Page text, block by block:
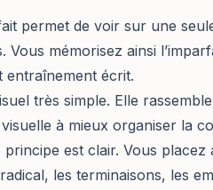
permet de voir sur une
Vous mémorisez ainsi
écrit.
très simple. Elle
à mieux organiser la
principe est clair. Vous
les terminaisons, les